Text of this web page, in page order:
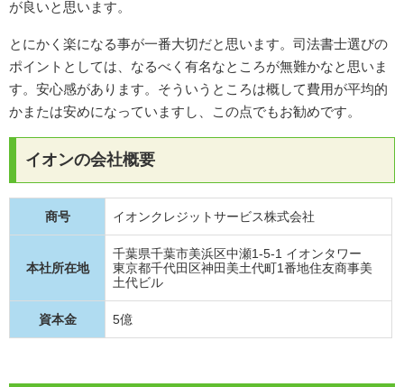
が良いと思います。
とにかく楽になる事が一番大切だと思います。司法書士選びの
ポイントとしては、なるべく有名なところが無難かなと思いま
す。安心感があります。そういうところは概して費用が平均的
かまたは安めになっていますし、この点でもお勧めです。
イオンの会社概要
商号 イオンクレジットサービス株式会社
本社所在地
千葉県千葉市美浜区中瀬1-5-1 イオンタワー
東京都千代田区神田美土代町1番地住友商事美
土代ビル
資本金 5億